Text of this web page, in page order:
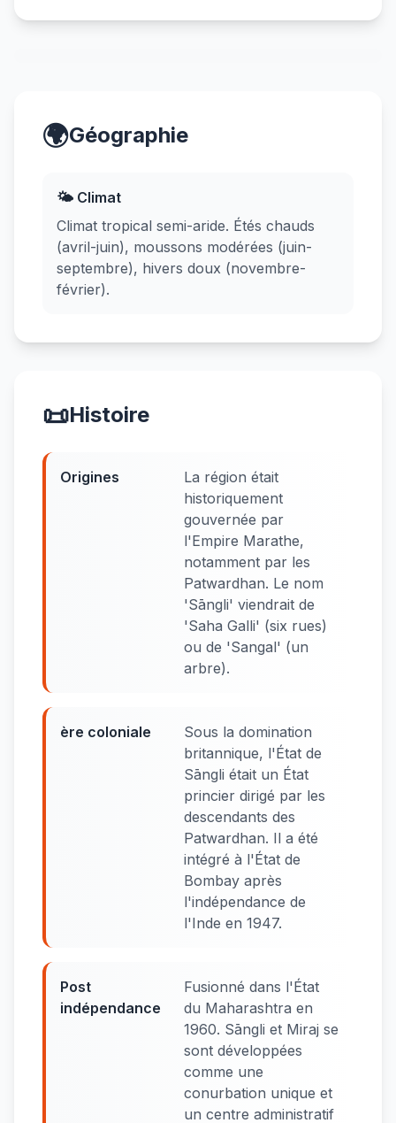
🌍Géographie
🌤️ Climat
Climat tropical semi-aride. Étés chauds
(avril-juin), moussons modérées (juin-
septembre), hivers doux (novembre-
février).
📜Histoire
Origines
La région était
historiquement
gouvernée par
l'Empire Marathe,
notamment par les
Patwardhan. Le nom
'Sāngli' viendrait de
'Saha Galli' (six rues)
ou de 'Sangal' (un
arbre).
ère coloniale
Sous la domination
britannique, l'État de
Sāngli était un État
princier dirigé par les
descendants des
Patwardhan. Il a été
intégré à l'État de
Bombay après
l'indépendance de
l'Inde en 1947.
Post
indépendance
Fusionné dans l'État
du Maharashtra en
1960. Sāngli et Miraj se
sont développées
comme une
conurbation unique et
un centre administratif